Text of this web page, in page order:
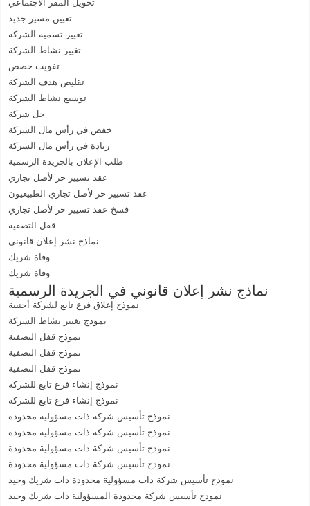
تحويل المقر الاجتماعي
تعيين مسير جديد
تغيير تسمية الشركة
تغيير نشاط الشركة
تفويت حصص
تقليص هدف الشركة
توسيع نشاط الشركة
حل شركة
خفض في رأس مال الشركة
زيادة في رأس مال الشركة
طلب الإعلان بالجريدة الرسمية
عقد تسيير حر لأصل تجاري
عقد تسيير حر لأصل تجاري الطبيعيون
فسخ عقد تسيير حر لأصل تجاري
قفل التصفية
نماذج نشر إعلان قانوني
وفاة شريك
وفاة شريك
نماذج نشر إعلان قانوني في الجريدة الرسمية
نموذج إغلاق فرع تابع لشركة أجنبية
نموذج تغيير نشاط الشركة
نموذج قفل التصفية
نموذج قفل التصفية
نموذج قفل التصفية
نموذج إنشاء فرع تابع للشركة
نموذج إنشاء فرع تابع للشركة
نموذج تأسيس شركة ذات مسؤولية محدودة
نموذج تأسيس شركة ذات مسؤولية محدودة
نموذج تأسيس شركة ذات مسؤولية محدودة
نموذج تأسيس شركة ذات مسؤولية محدودة
نموذج تأسيس شركة ذات مسؤولية محدودة ذات شريك وحيد
نموذج تأسيس شركة محدودة المسؤولية ذات شريك وحيد